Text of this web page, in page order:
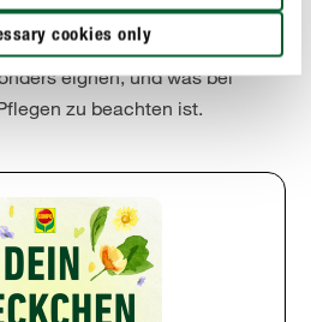
cookies only
dreht sich alles um den
Beispiel, welche Kürbissorten
eignen, und was bei
zu beachten ist.